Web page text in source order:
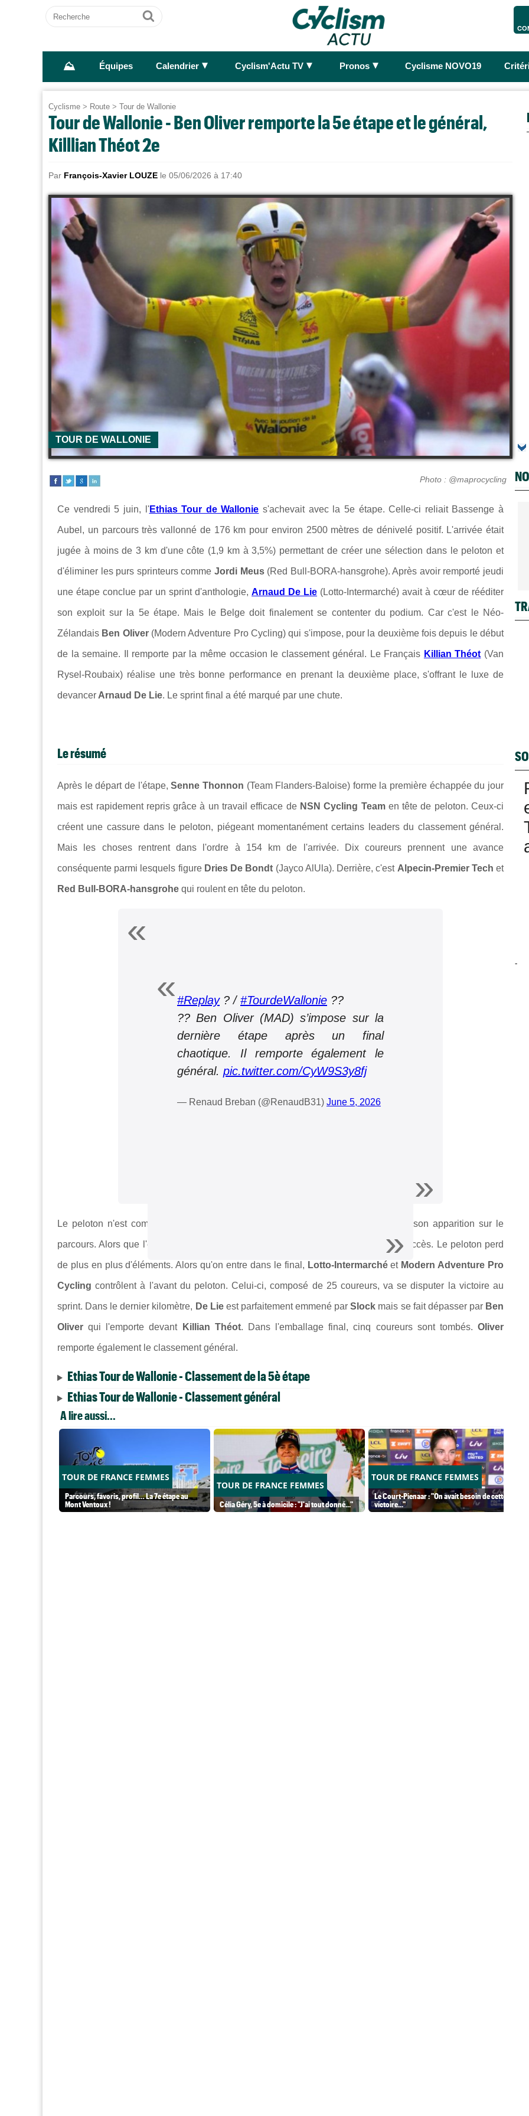
Recherche
Ok
⛰ Équipes Calendrier ► Cyclism'Actu TV ► Pronos ► Cyclisme NOVO19
Cyclisme > Route > Tour de Wallonie
Tour de Wallonie - Ben Oliver remporte la 5e étape et le général,
Killlian Théot 2e
Par François-Xavier LOUZE le 05/06/2026 à 17:40
TOUR DE WALLONIE
Photo : @maprocycling
Ce vendredi 5 juin, l'Ethias Tour de Wallonie s'achevait avec la 5e étape. Celle-ci reliait Bassenge à
Aubel, un parcours très vallonné de 176 km pour environ 2500 mètres de dénivelé positif. L'arrivée était
jugée à moins de 3 km d'une côte (1,9 km à 3,5%) permettant de créer une sélection dans le peloton et
d'éliminer les purs sprinteurs comme Jordi Meus(Red Bull-BORA-hansgrohe). Après avoir remporté jeudi
une étape conclue par un sprint d'anthologie, Arnaud De Lie (Lotto-Intermarché) avait à cœur de rééditer
son exploit sur la 5e étape. Mais le Belge doit finalement se contenter du podium. Car c'est le Néo-
Zélandais Ben Oliver(Modern Adventure Pro Cycling) qui s'impose, pour la deuxième fois depuis le début
de la semaine. Il remporte par la même occasion le classement général. Le Français Killian Théot (Van
Rysel-Roubaix) réalise une très bonne performance en prenant la deuxième place, s'offrant le luxe de
devancer Arnaud De Lie. Le sprint final a été marqué par une chute.
Le résumé
Après le départ de l'étape,Senne Thonnon (Team Flanders-Baloise) forme la première échappée du jour
mais est rapidement repris grâce à un travail efficace de NSN Cycling Teamen tête de peloton. Ceux-ci
créent une cassure dans le peloton, piégeant momentanément certains leaders du classement général.
Mais les choses rentrent dans l'ordre à 154 km de l'arrivée. Dix coureurs prennent une avance
conséquente parmi lesquels figure Dries De Bondt (Jayco AlUla). Derrière, c'est Alpecin-Premier Tech et
Red Bull-BORA-hansgrohe qui roulent en tête du peloton.
#Replay? / #TourdeWallonie ??
?? Ben Oliver (MAD) s’impose sur la
dernière étape après un final
chaotique. Il remporte également le
général. pic.twitter.com/CyW9S3y8fj
— Renaud Breban (@RenaudB31) June 5, 2026
Le peloton n'est composé que de 35 coureurs à 80 km de l'arrivée. La pluie fait son apparition sur le
parcours. Alors que l'échappée est reprise, plusieurs attaques s'enchaînent sans succès. Le peloton perd
de plus en plus d'éléments. Alors qu'on entre dans le final, Lotto-Intermarchéet Modern Adventure Pro
Cycling contrôlent à l'avant du peloton. Celui-ci, composé de 25 coureurs, va se disputer la victoire au
sprint. Dans le dernier kilomètre, De Lieest parfaitement emmené parSlock mais se fait dépasser par Ben
Oliver qui l'emporte devant Killian Théot. Dans l'emballage final, cinq coureurs sont tombés.Oliver
remporte également le classement général.
Ethias Tour de Wallonie - Classement de la 5è étape
Ethias Tour de Wallonie - Classement général
A lire aussi...
TOUR DE FRANCE FEMMES
Parcours, favoris, profil… La 7e étape au
Mont Ventoux !
TOUR DE FRANCE FEMMES
Célia Géry, 5e à domicile : "J'ai tout donné..."
TOUR DE FRANCE FEMMES
Le Court-Pienaar : "On avait besoin de cette
victoire..."
-